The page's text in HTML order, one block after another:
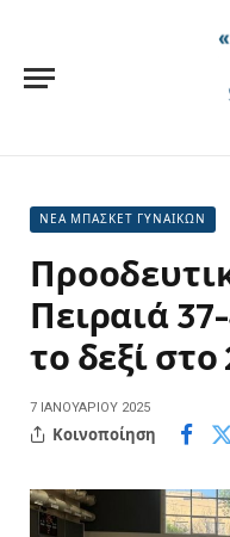
ΝΕΑ ΜΠΑΣΚΕΤ ΓΥΝΑΙΚΩΝ
Πειραιά
το δεξί στο
7 ΙΑΝΟΥΑΡΊΟΥ 2025
Κοινοποίηση